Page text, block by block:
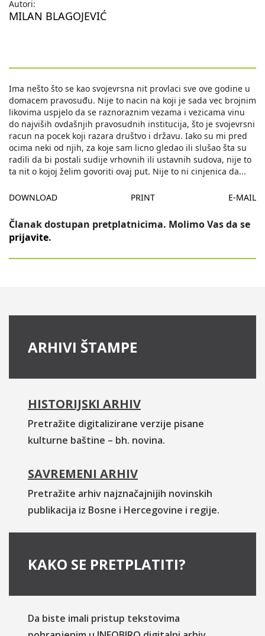
Autori:
MILAN BLAGOJEVIĆ
Ima nešto što se kao svojevrsna nit provlaci sve ove godine u
domacem pravosuđu. Nije to nacin na koji je sada vec brojnim
likovima uspjelo da se raznoraznim vezama i vezicama vinu
do najviših ovdašnjih pravosudnih institucija, što je svojevrsni
racun na pocek koji razara društvo i državu. Iako su mi pred
ocima neki od njih, za koje sam licno gledao ili slušao šta su
radili da bi postali sudije vrhovnih ili ustavnih sudova, nije to
ta nit o kojoj želim govoriti ovaj put. Nije to ni cinjenica da...
DOWNLOAD PRINT E-MAIL
Članak dostupan pretplatnicima. Molimo Vas da se
prijavite.
ARHIVI ŠTAMPE
HISTORIJSKI ARHIV
Pretražite digitalizirane verzije pisane
kulturne baštine – bh. novina.
SAVREMENI ARHIV
Pretražite arhiv najznačajnijih novinskih
publikacija iz Bosne i Hercegovine i regije.
KAKO SE PRETPLATITI?
Da biste imali pristup tekstovima